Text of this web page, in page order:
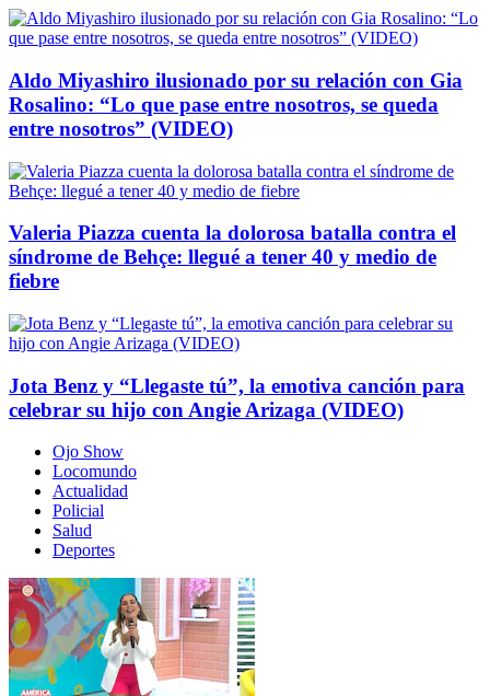
Aldo Miyashiro ilusionado por su relación con Gia
Rosalino: “Lo que pase entre nosotros, se queda
entre nosotros” (VIDEO)
Valeria Piazza cuenta la dolorosa batalla contra el
síndrome de Behçe: llegué a tener 40 y medio de
fiebre
Jota Benz y “Llegaste tú”, la emotiva canción para
celebrar su hijo con Angie Arizaga (VIDEO)
Ojo Show
Locomundo
Actualidad
Policial
Salud
Deportes